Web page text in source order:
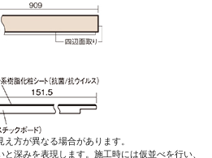
方が異なる場合があります。
深みを表現します。施工時には仮並べを行い、